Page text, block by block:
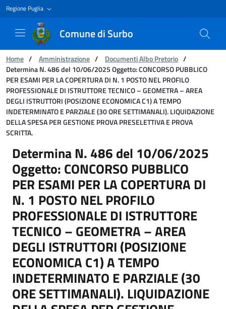
Regione Puglia
Comune di Surbo
Ti trovi in:
Home / Amministrazione / Documenti Albo Pretorio /
Determina N. 486 del 10/06/2025 Oggetto: CONCORSO PUBBLICO
PER ESAMI PER LA COPERTURA DI N. 1 POSTO NEL PROFILO
PROFESSIONALE DI ISTRUTTORE TECNICO – GEOMETRA – AREA
DEGLI ISTRUTTORI (POSIZIONE ECONOMICA C1) A TEMPO
INDETERMINATO E PARZIALE (30 ORE SETTIMANALI). LIQUIDAZIONE
DELLA SPESA PER GESTIONE PROVA PRESELETTIVA E PROVA
SCRITTA.
Determina N. 486 del 10/06/2025 Oggetto:
Determina N. 486 del 10/06/2025
Oggetto: CONCORSO PUBBLICO
PER ESAMI PER LA COPERTURA DI
N. 1 POSTO NEL PROFILO
PROFESSIONALE DI ISTRUTTORE
TECNICO – GEOMETRA – AREA
DEGLI ISTRUTTORI (POSIZIONE
ECONOMICA C1) A TEMPO
INDETERMINATO E PARZIALE (30
ORE SETTIMANALI). LIQUIDAZIONE